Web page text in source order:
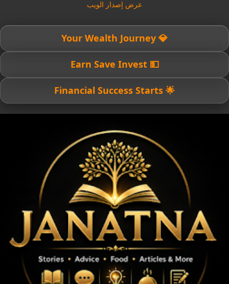
عرض إصدار الويب
💎 Your Wealth Journey
💵 Earn Save Invest
🌟 Financial Success Starts